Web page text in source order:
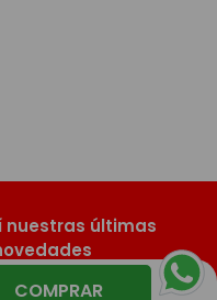
COMPRAR
nuestras últimas